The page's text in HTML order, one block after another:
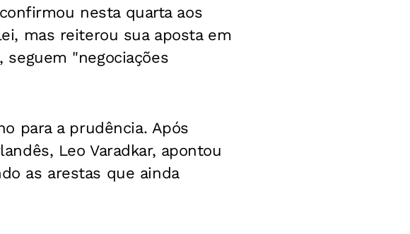
nesta quarta aos
mas reiterou sua aposta em
"negociações
para a prudência. Após
Leo Varadkar, apontou
as arestas que ainda